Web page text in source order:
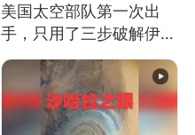
美国太空部队第一次出
手，只用了三步破解伊朗
防空